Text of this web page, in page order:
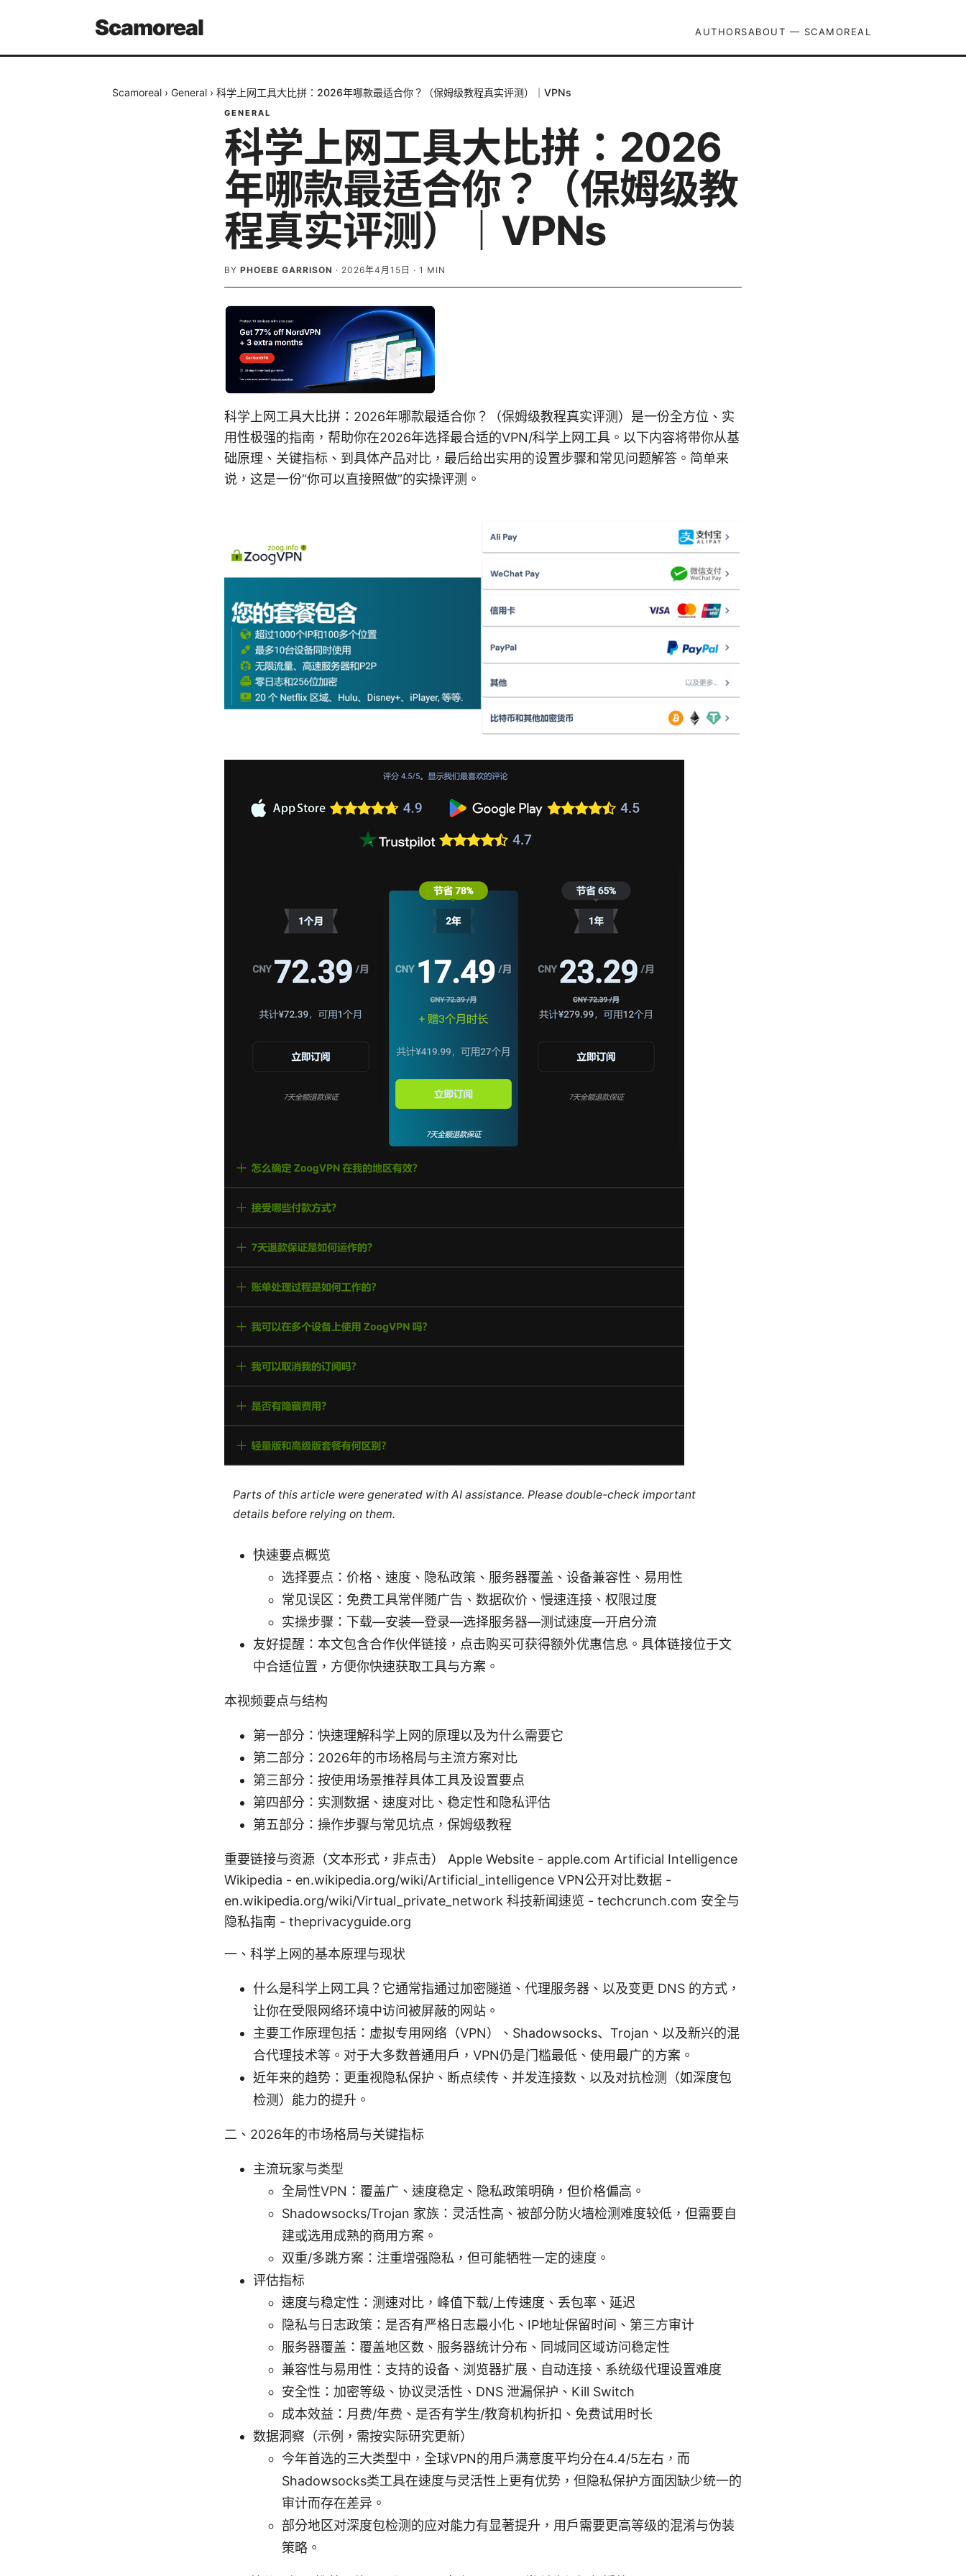
Scamoreal AUTHORSABOUT — SCAMOREAL
Scamoreal › General › 科学上网工具大比拼：2026年哪款最适合你？（保姆级教程真实评测）｜VPNs
GENERAL
科学上网工具大比拼：2026
年哪款最适合你？（保姆级教
程真实评测）｜VPNs
BY PHOEBE GARRISON · 2026年4月15日 · 1 MIN
科学上网工具大比拼：2026年哪款最适合你？（保姆级教程真实评测）是一份全方位、实
用性极强的指南，帮助你在2026年选择最合适的VPN/科学上网工具。以下内容将带你从基
础原理、关键指标、到具体产品对比，最后给出实用的设置步骤和常见问题解答。简单来
说，这是一份“你可以直接照做”的实操评测。
Parts of this article were generated with AI assistance. Please double-check important
details before relying on them.
快速要点概览
选择要点：价格、速度、隐私政策、服务器覆盖、设备兼容性、易用性
常见误区：免费工具常伴随广告、数据砍价、慢速连接、权限过度
实操步骤：下载—安装—登录—选择服务器—测试速度—开启分流
友好提醒：本文包含合作伙伴链接，点击购买可获得额外优惠信息。具体链接位于文
中合适位置，方便你快速获取工具与方案。
本视频要点与结构
第一部分：快速理解科学上网的原理以及为什么需要它
第二部分：2026年的市场格局与主流方案对比
第三部分：按使用场景推荐具体工具及设置要点
第四部分：实测数据、速度对比、稳定性和隐私评估
第五部分：操作步骤与常见坑点，保姆级教程
重要链接与资源（文本形式，非点击） Apple Website - apple.com Artificial Intelligence
Wikipedia - en.wikipedia.org/wiki/Artificial_intelligence VPN公开对比数据 -
en.wikipedia.org/wiki/Virtual_private_network 科技新闻速览 - techcrunch.com 安全与
隐私指南 - theprivacyguide.org
一、科学上网的基本原理与现状
什么是科学上网工具？它通常指通过加密隧道、代理服务器、以及变更 DNS 的方式，
让你在受限网络环境中访问被屏蔽的网站。
主要工作原理包括：虚拟专用网络（VPN）、Shadowsocks、Trojan、以及新兴的混
合代理技术等。对于大多数普通用户，VPN仍是门槛最低、使用最广的方案。
近年来的趋势：更重视隐私保护、断点续传、并发连接数、以及对抗检测（如深度包
检测）能力的提升。
二、2026年的市场格局与关键指标
主流玩家与类型
全局性VPN：覆盖广、速度稳定、隐私政策明确，但价格偏高。
Shadowsocks/Trojan 家族：灵活性高、被部分防火墙检测难度较低，但需要自
建或选用成熟的商用方案。
双重/多跳方案：注重增强隐私，但可能牺牲一定的速度。
评估指标
速度与稳定性：测速对比，峰值下载/上传速度、丢包率、延迟
隐私与日志政策：是否有严格日志最小化、IP地址保留时间、第三方审计
服务器覆盖：覆盖地区数、服务器统计分布、同城同区域访问稳定性
兼容性与易用性：支持的设备、浏览器扩展、自动连接、系统级代理设置难度
安全性：加密等级、协议灵活性、DNS 泄漏保护、Kill Switch
成本效益：月费/年费、是否有学生/教育机构折扣、免费试用时长
数据洞察（示例，需按实际研究更新）
今年首选的三大类型中，全球VPN的用户满意度平均分在4.4/5左右，而
Shadowsocks类工具在速度与灵活性上更有优势，但隐私保护方面因缺少统一的
审计而存在差异。
部分地区对深度包检测的应对能力有显著提升，用户需要更高等级的混淆与伪装
策略。